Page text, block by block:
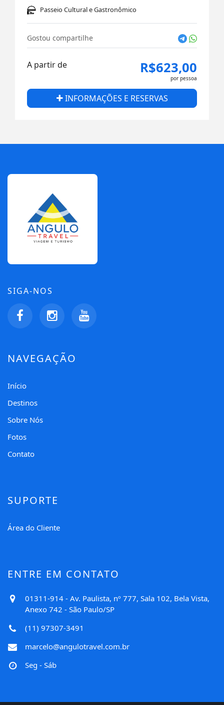
Passeio Cultural e Gastronômico
Gostou compartilhe
A partir de R$623,00
por pessoa
INFORMAÇÕES E RESERVAS
SIGA-NOS
NAVEGAÇÃO
Início
Destinos
Sobre Nós
Fotos
Contato
SUPORTE
Área do Cliente
ENTRE EM CONTATO
01311-914 - Av. Paulista, nº 777, Sala 102, Bela Vista,
Anexo 742 - São Paulo/SP
(11) 97307-3491
marcelo@angulotravel.com.br
Seg - Sáb